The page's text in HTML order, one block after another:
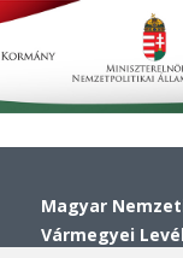
Magyar
Vármegyei